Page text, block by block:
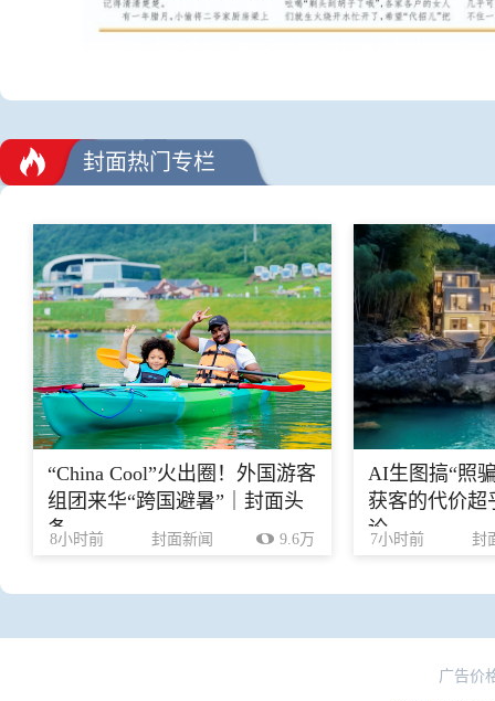
封面热门专栏
“China Cool”火出圈！外国游客
组团来华“跨国避暑”｜封面头
条
8小时前 封面新闻 9.6万
AI生图搞“照
获客的代价超
论
7小时前 封
广告价